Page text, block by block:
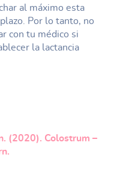
al máximo esta
Por lo tanto, no
con tu médico si
la lactancia
(2020). Colostrum –